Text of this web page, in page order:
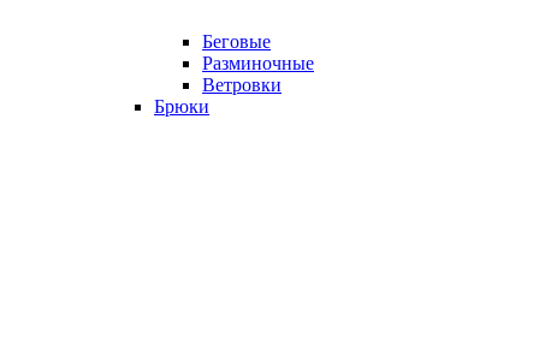
Беговые
Разминочные
Ветровки
Брюки